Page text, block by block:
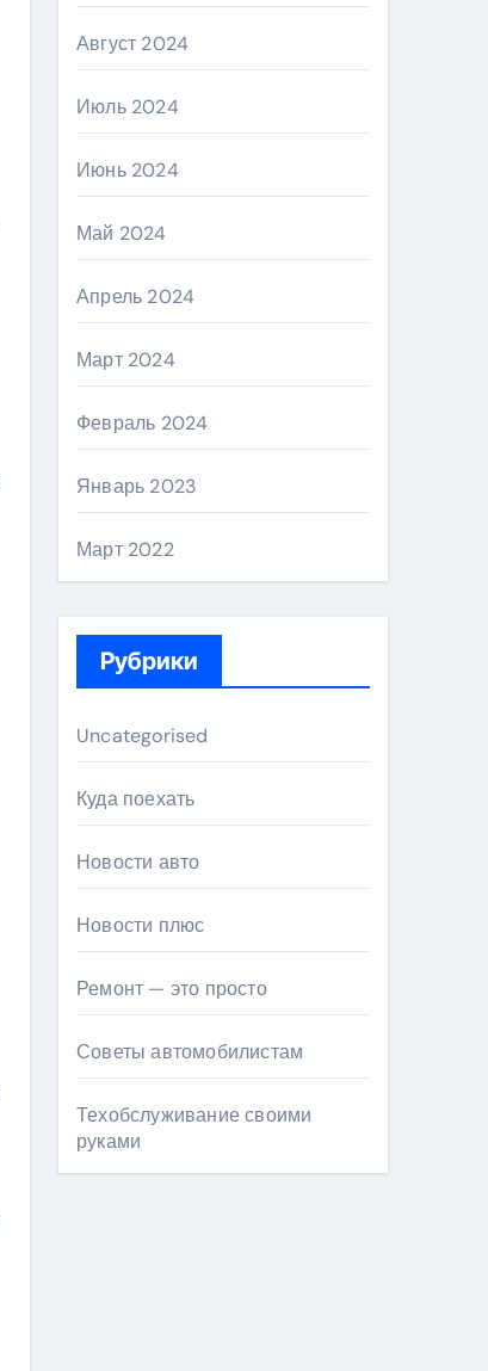
Август 2024
Июль 2024
Июнь 2024
Май 2024
Апрель 2024
Март 2024
Февраль 2024
Январь 2023
Март 2022
Рубрики
Uncategorised
Куда поехать
Новости авто
Новости плюс
Ремонт — это просто
Советы автомобилистам
Техобслуживание своими
руками